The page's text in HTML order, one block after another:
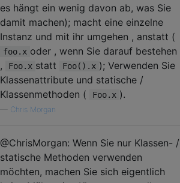
es hängt ein wenig davon ab, was Sie
damit machen); macht eine einzelne
Instanz und mit ihr umgehen , anstatt (
foo.x oder , wenn Sie darauf bestehen
,
Foo.x statt Foo().x ); Verwenden Sie
Klassenattribute und statische /
Klassenmethoden (
Foo.x ).
Chris Morgan
@ChrisMorgan: Wenn Sie nur Klassen- /
statische Methoden verwenden
möchten, machen Sie sich eigentlich